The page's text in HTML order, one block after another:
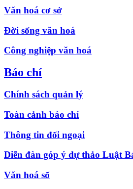
Văn hoá cơ sở
Đời sống văn hoá
Công nghiệp văn hoá
Báo chí
Chính sách quản lý
Toàn cảnh báo chí
Thông tin đối ngoại
Diễn đàn góp ý dự thảo Luật
Văn hoá số